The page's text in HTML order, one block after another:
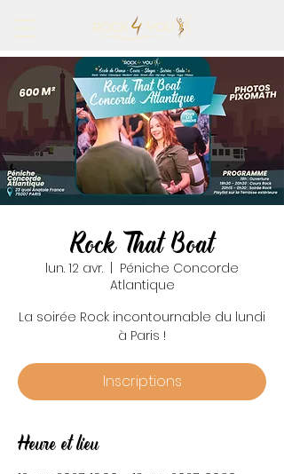
Rock That Boat
lun. 12 avr.
Péniche Concorde
Atlantique
La soirée Rock incontournable du lundi
à Paris !
Inscriptions
Heure et lieu